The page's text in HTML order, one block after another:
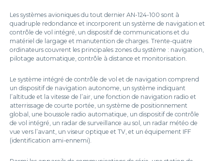
Les systèmes avioniques du tout dernier AN-124-100 sont à
quadruple redondance et incorporent un système de navigation et
contrôle de vol intégré, un dispositif de communications et du
matériel de largage et manutention de charges. Trente-quatre
ordinateurs couvrent les principales zones du système : navigation,
pilotage automatique, contrôle à distance et monitorisation.
Le système intégré de contrôle de vol et de navigation comprend
un dispositif de navigation autonome, un système indiquant
l’altitude et la vitesse de l’air, une fonction de navigation radio et
atterrissage de courte portée, un système de positionnement
global, une boussole radio automatique, un dispositif de contrôle
de vol intégré, un radar de surveillance au sol, un radar météo de
vue vers l’avant, un viseur optique et TV, et un équipement IFF
(identification ami-ennemi).